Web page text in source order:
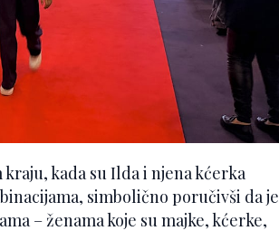
kada su Ilda i njena kćerka
simbolično poručivši da je
– ženama koje su majke, kćerke,